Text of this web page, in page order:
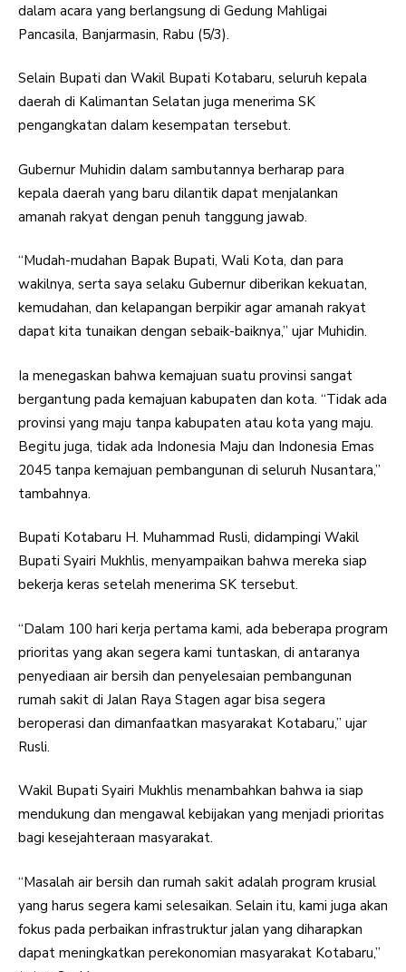
dalam acara yang berlangsung di Gedung Mahligai
Pancasila, Banjarmasin, Rabu (5/3).
Selain Bupati dan Wakil Bupati Kotabaru, seluruh kepala
daerah di Kalimantan Selatan juga menerima SK
pengangkatan dalam kesempatan tersebut.
Gubernur Muhidin dalam sambutannya berharap para
kepala daerah yang baru dilantik dapat menjalankan
amanah rakyat dengan penuh tanggung jawab.
“Mudah-mudahan Bapak Bupati, Wali Kota, dan para
wakilnya, serta saya selaku Gubernur diberikan kekuatan,
kemudahan, dan kelapangan berpikir agar amanah rakyat
dapat kita tunaikan dengan sebaik-baiknya,” ujar Muhidin.
Ia menegaskan bahwa kemajuan suatu provinsi sangat
bergantung pada kemajuan kabupaten dan kota. “Tidak ada
provinsi yang maju tanpa kabupaten atau kota yang maju.
Begitu juga, tidak ada Indonesia Maju dan Indonesia Emas
2045 tanpa kemajuan pembangunan di seluruh Nusantara,”
tambahnya.
Bupati Kotabaru H. Muhammad Rusli, didampingi Wakil
Bupati Syairi Mukhlis, menyampaikan bahwa mereka siap
bekerja keras setelah menerima SK tersebut.
“Dalam 100 hari kerja pertama kami, ada beberapa program
prioritas yang akan segera kami tuntaskan, di antaranya
penyediaan air bersih dan penyelesaian pembangunan
rumah sakit di Jalan Raya Stagen agar bisa segera
beroperasi dan dimanfaatkan masyarakat Kotabaru,” ujar
Rusli.
Wakil Bupati Syairi Mukhlis menambahkan bahwa ia siap
mendukung dan mengawal kebijakan yang menjadi prioritas
bagi kesejahteraan masyarakat.
“Masalah air bersih dan rumah sakit adalah program krusial
yang harus segera kami selesaikan. Selain itu, kami juga akan
fokus pada perbaikan infrastruktur jalan yang diharapkan
dapat meningkatkan perekonomian masyarakat Kotabaru,”